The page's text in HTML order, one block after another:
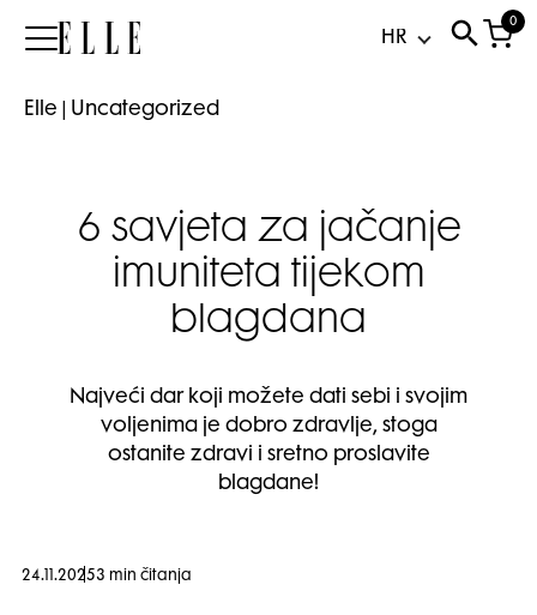
Elle
0
Elle Uncategorized
6 savjeta za jačanje
imuniteta tijekom
blagdana
Najveći dar koji možete dati sebi i svojim
voljenima je dobro zdravlje, stoga
ostanite zdravi i sretno proslavite
blagdane!
24.11.20253 min čitanja